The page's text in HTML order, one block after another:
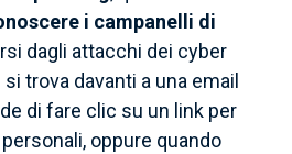
i campanelli di
dagli attacchi dei cyber
trova davanti a una email
di fare clic su un link per
oppure quando